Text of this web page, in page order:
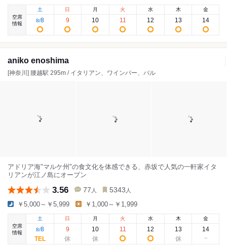
空席
情報
土
8/8
日
9
月
10
火
11
水
12
木
13
金
14
aniko enoshima
[神奈川] 腰越駅 295m / イタリアン、ワインバー、バル
アドリア海"マルケ州"の食文化を体感できる、赤坂で人気の一軒家イタ
リアンが江ノ島にオープン
3.56 77 人 5343 人
￥5,000～￥5,999 ￥1,000～￥1,999
空席
情報
土
8/8
日
9
月
10
火
11
水
12
木
13
金
14